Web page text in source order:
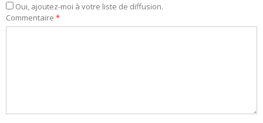
Oui, ajoutez-moi à votre liste de diffusion.
Commentaire *